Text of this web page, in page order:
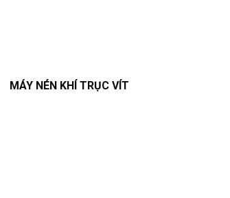
MÁY NÉN KHÍ TRỤC VÍT